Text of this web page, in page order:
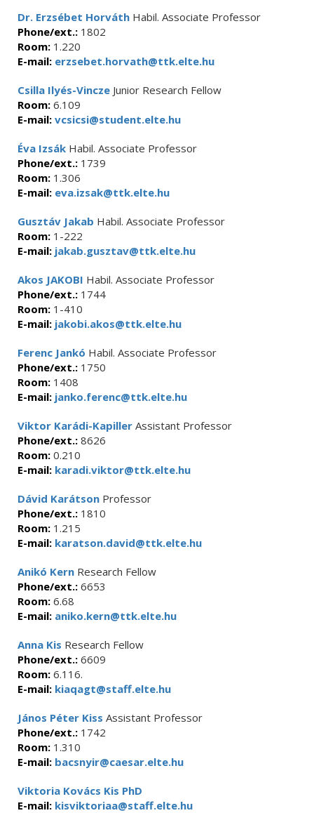
Dr. Erzsébet Horváth Habil. Associate Professor
Phone/ext.: 1802
Room: 1.220
E-mail: erzsebet.horvath@ttk.elte.hu
Csilla Ilyés-Vincze Junior Research Fellow
Room: 6.109
E-mail: vcsicsi@student.elte.hu
Éva Izsák Habil. Associate Professor
Phone/ext.: 1739
Room: 1.306
E-mail: eva.izsak@ttk.elte.hu
Gusztáv Jakab Habil. Associate Professor
Room: 1-222
E-mail: jakab.gusztav@ttk.elte.hu
Akos JAKOBI Habil. Associate Professor
Phone/ext.: 1744
Room: 1-410
E-mail: jakobi.akos@ttk.elte.hu
Ferenc Jankó Habil. Associate Professor
Phone/ext.: 1750
Room: 1408
E-mail: janko.ferenc@ttk.elte.hu
Viktor Karádi-Kapiller Assistant Professor
Phone/ext.: 8626
Room: 0.210
E-mail: karadi.viktor@ttk.elte.hu
Dávid Karátson Professor
Phone/ext.: 1810
Room: 1.215
E-mail: karatson.david@ttk.elte.hu
Anikó Kern Research Fellow
Phone/ext.: 6653
Room: 6.68
E-mail: aniko.kern@ttk.elte.hu
Anna Kis Research Fellow
Phone/ext.: 6609
Room: 6.116.
E-mail: kiaqagt@staff.elte.hu
János Péter Kiss Assistant Professor
Phone/ext.: 1742
Room: 1.310
E-mail: bacsnyir@caesar.elte.hu
Viktoria Kovács Kis PhD
E-mail: kisviktoriaa@staff.elte.hu